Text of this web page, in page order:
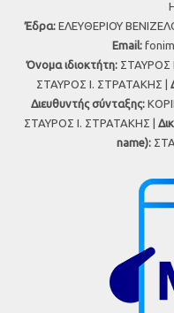
Έδρα: ΕΛΕΥΘΕΡΙΟΥ
Εmail:
Όνομα ιδιοκτήτη: ΣΤΑΥΡΟΣ
ΣΤΑΥΡΟΣ Ι. ΣΤΡΑΤΑΚΗΣ |
Διευθυντής σύνταξης:
ΣΤΑΥΡΟΣ Ι. ΣΤΡΑΤΑΚΗΣ |
name):